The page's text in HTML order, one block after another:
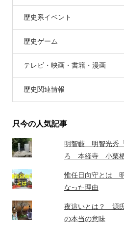
歴史系イベント
歴史ゲーム
テレビ・映画・書籍・漫画
歴史関連情報
只今の人気記事
明智藪 明智光秀
ろ 本経寺 小栗
惟任日向守とは
なった理由
夜這いとは？ 源
の本当の意味